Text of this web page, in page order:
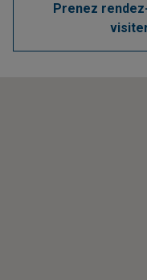
Prenez